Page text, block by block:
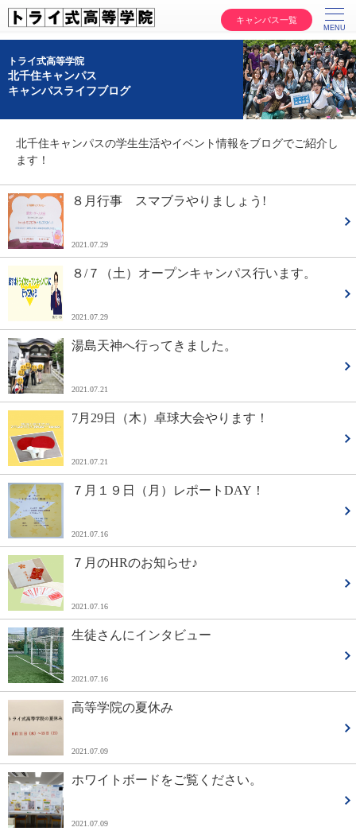
キャンパス一覧
トライ式高等学院
北千住キャンパス
キャンパスライフブログ
北千住キャンパスの学生生活やイベント情報をブログでご紹介し
ます！
８月行事 スマブラやりましょう!
2021.07.29
８/７（土）オープンキャンパス行います。
2021.07.29
湯島天神へ行ってきました。
2021.07.21
7月29日（木）卓球大会やります！
2021.07.21
７月１９日（月）レポートDAY！
2021.07.16
７月のHRのお知らせ♪
2021.07.16
生徒さんにインタビュー
2021.07.16
高等学院の夏休み
2021.07.09
ホワイトボードをご覧ください。
2021.07.09